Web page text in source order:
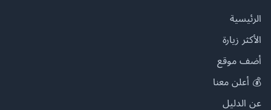
الرئيسية
الأكثر زيارة
أضف موقع
💰 أعلن معنا
عن الدليل